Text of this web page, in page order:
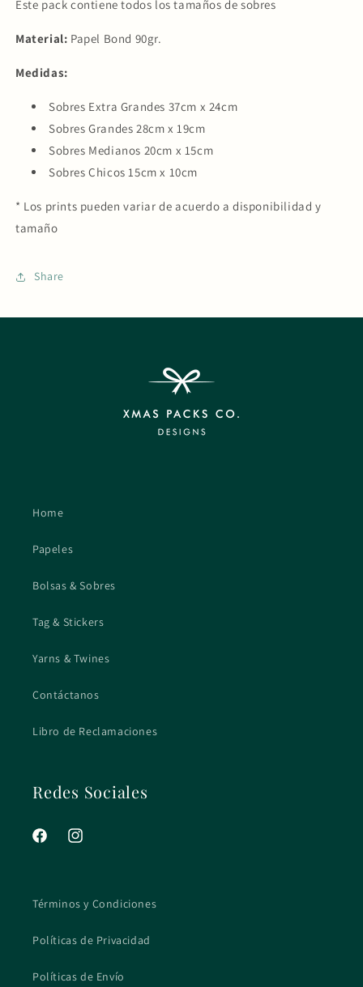
Este pack contiene todos los tamaños de sobres
Material: Papel Bond 90gr.
Medidas:
Sobres Extra Grandes 37cm x 24cm
Sobres Grandes 28cm x 19cm
Sobres Medianos 20cm x 15cm
Sobres Chicos 15cm x 10cm
* Los prints pueden variar de acuerdo a disponibilidad y
tamaño
Share
Home
Papeles
Bolsas & Sobres
Tag & Stickers
Yarns & Twines
Contáctanos
Libro de Reclamaciones
Redes Sociales
FacebookInstagram
Términos y Condiciones
Políticas de Privacidad
Políticas de Envío